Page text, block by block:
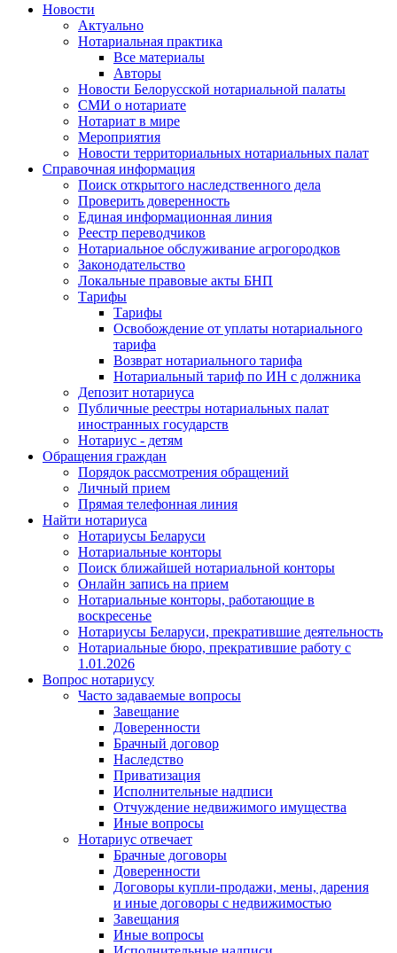
Новости
Актуально
Нотариальная практика
Все материалы
Авторы
Новости Белорусской нотариальной палаты
СМИ о нотариате
Нотариат в мире
Мероприятия
Новости территориальных нотариальных палат
Справочная информация
Поиск открытого наследственного дела
Проверить доверенность
Единая информационная линия
Реестр переводчиков
Нотариальное обслуживание агрогородков
Законодательство
Локальные правовые акты БНП
Тарифы
Тарифы
Освобождение от уплаты нотариального
тарифа
Возврат нотариального тарифа
Нотариальный тариф по ИН с должника
Депозит нотариуса
Публичные реестры нотариальных палат
иностранных государств
Нотариус - детям
Обращения граждан
Порядок рассмотрения обращений
Личный прием
Прямая телефонная линия
Найти нотариуса
Нотариусы Беларуси
Нотариальные конторы
Поиск ближайшей нотариальной конторы
Онлайн запись на прием
Нотариальные конторы, работающие в
воскресенье
Нотариусы Беларуси, прекратившие деятельность
Нотариальные бюро, прекратившие работу с
1.01.2026
Вопрос нотариусу
Часто задаваемые вопросы
Завещание
Доверенности
Брачный договор
Наследство
Приватизация
Исполнительные надписи
Отчуждение недвижимого имущества
Иные вопросы
Нотариус отвечает
Брачные договоры
Доверенности
Договоры купли-продажи, мены, дарения
и иные договоры с недвижимостью
Завещания
Иные вопросы